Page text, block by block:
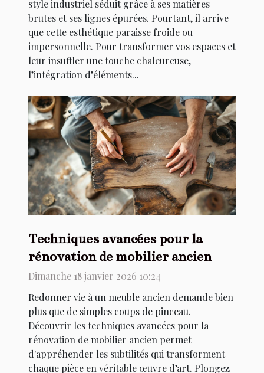
style industriel séduit grâce à ses matières
brutes et ses lignes épurées. Pourtant, il arrive
que cette esthétique paraisse froide ou
impersonnelle. Pour transformer vos espaces et
leur insuffler une touche chaleureuse,
l’intégration d’éléments...
Techniques avancées pour la
rénovation de mobilier ancien
Dimanche 18 janvier 2026 10:24
Redonner vie à un meuble ancien demande bien
plus que de simples coups de pinceau.
Découvrir les techniques avancées pour la
rénovation de mobilier ancien permet
d'appréhender les subtilités qui transforment
chaque pièce en véritable œuvre d’art. Plongez